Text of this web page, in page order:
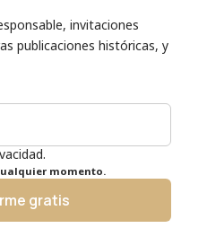
invitaciones
publicaciones históricas, y
momento.
gratis